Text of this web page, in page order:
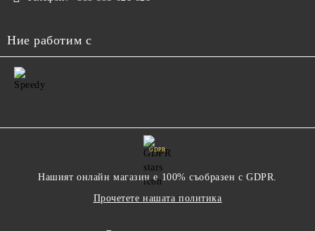
Ние работим с
GDPR
Нашият онлайн магазин е 100% съобразен с GDPR.
Прочетете нашата политика